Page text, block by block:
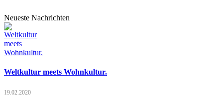
Neueste Nachrichten
Weltkultur meets Wohnkultur.
19.02.2020